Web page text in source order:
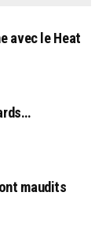
avec le Heat
maudits